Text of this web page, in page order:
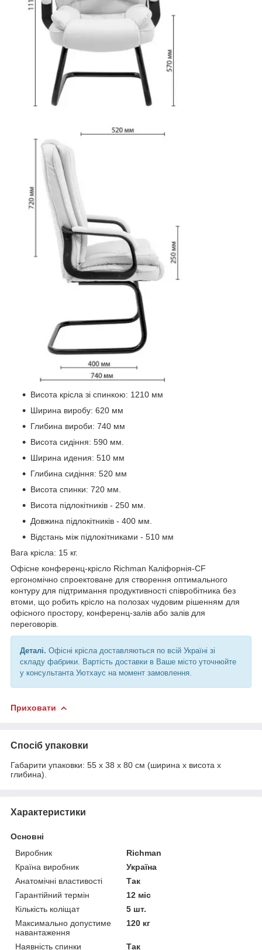
Висота крісла зі спинкою: 1210 мм
Ширина виробу: 620 мм
Глибина вироби: 740 мм
Висота сидіння: 590 мм.
Ширина идения: 510 мм
Глибина сидіння: 520 мм
Висота спинки: 720 мм.
Висота підлокітників - 250 мм.
Довжина підлокітників - 400 мм.
Відстань між підлокітниками - 510 мм
Вага крісла: 15 кг.
Офісне конференц-крісло Richman Каліфорнія-CF
ергономічно спроектоване для створення оптимального
контуру для підтримання продуктивності співробітника без
втоми, що робить крісло на полозах чудовим рішенням для
офісного простору, конференц-залів або залів для
переговорів.
Деталі. Офісні крісла доставляються по всій Україні зі
складу фабрики. Вартість доставки в Ваше місто уточнюйте
у консультанта Уютхаус на момент замовлення.
Приховати
Спосіб упаковки
Габарити упаковки: 55 x 38 x 80 см (ширина х висота х
глибина).
Характеристики
Основні
Виробник
Richman
Країна виробник
Україна
Анатомічні властивості
Так
Гарантійний термін
12 міс
Кількість коліщат
5 шт.
Максимально допустиме
навантаження
120 кг
Наявність спинки Так